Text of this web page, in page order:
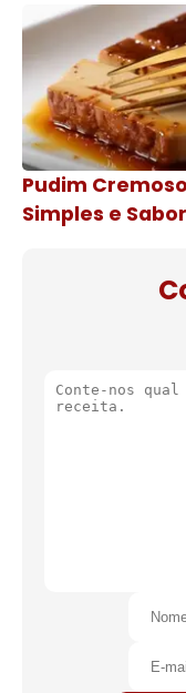
Pudim
Simples e